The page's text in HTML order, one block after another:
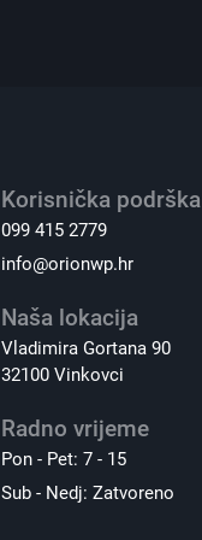
Korisnička podrška
099 415 2779
info@orionwp.hr
Naša lokacija
Vladimira Gortana 90
32100 Vinkovci
Radno vrijeme
Pon - Pet: 7 - 15
Sub - Nedj: Zatvoreno